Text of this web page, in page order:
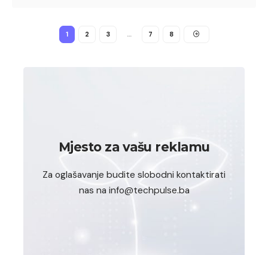
1 2 3 … 7 8
Mjesto za vašu reklamu
Za oglašavanje budite slobodni kontaktirati
nas na info@techpulse.ba